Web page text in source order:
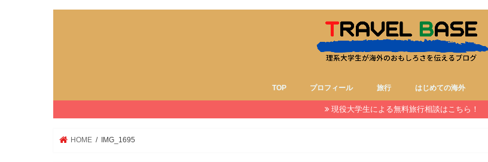
TOP プロフィール 旅行 はじめての海外
現役大学生による無料旅行相談はこちら！
HOME IMG_1695